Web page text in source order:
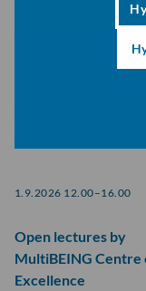
1.9.2026 12.00–16.00
Open lectures by
MultiBEING Centre
Excellence